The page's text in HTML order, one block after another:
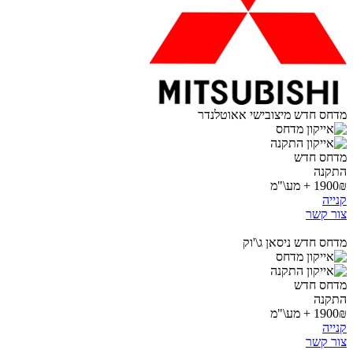
מדחס חדש מיצובישי אאוטלנדר
מדחס חדש
התקנה
1900₪ + מע\"מ
קנייה
צור קשר
מדחס חדש ניסאן ג\'וק
מדחס חדש
התקנה
1900₪ + מע\"מ
קנייה
צור קשר